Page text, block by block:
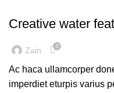
Creative water
Zain 0
Ac haca ullamcorper
imperdiet eturpis varius